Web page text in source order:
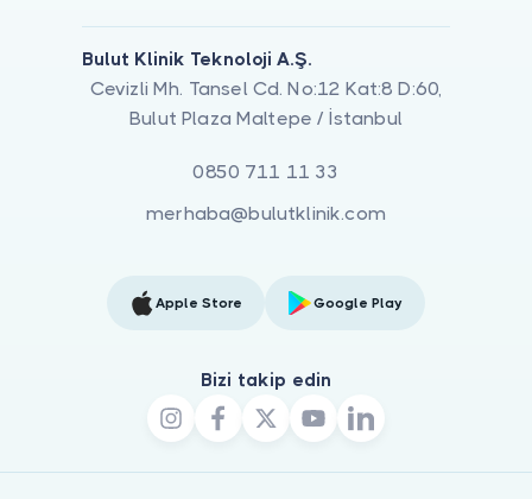
Bulut Klinik Teknoloji A.Ş.
Cevizli Mh. Tansel Cd. No:12 Kat:8 D:60,
Bulut Plaza Maltepe / İstanbul
0850 711 11 33
merhaba@bulutklinik.com
Apple Store Google Play
Bizi takip edin